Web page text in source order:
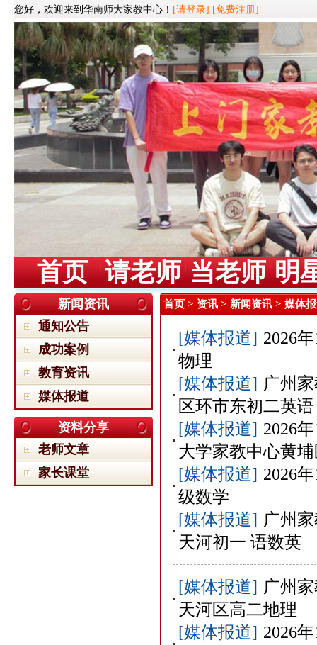
您好，欢迎来到华南师大家教中心！ [请登录] [免费注册]
首页 请老师 当老师 明
新闻资讯
通知公告
成功案例
教育资讯
媒体报道
资料分享
老师文章
家长课堂
首页 > 资讯 > 新闻资讯 > 媒体
[媒体报道] 2026
物理
[媒体报道] 广州
区环市东初二英语
[媒体报道] 2026
大学家教中心黄
[媒体报道] 2026
级数学
[媒体报道] 广州
天河初一 语数英
[媒体报道] 广州
天河区高二地理
[媒体报道] 2026